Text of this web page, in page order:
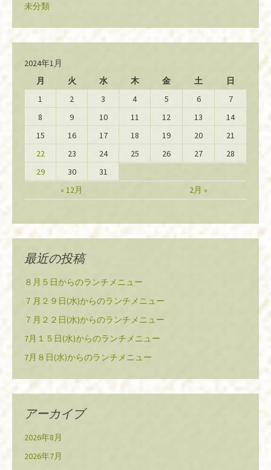
未分類
2024年1月
月
火 水 木 金 土 日
« 12月 2月 »
1 2 3 4 5 6
7
8
9 10 11 12 13
14
15
16 17 18 19 20
21
22
23 24 25 26 27
28
29
30 31
最近の投稿
８月５日からのランチメニュー
７月２９日(水)からのランチメニュー
７月２２日(水)からのランチメニュー
7月１５日(水)からのランチメニュー
7月８日(水)からのランチメニュー
アーカイブ
2026年8月
2026年7月